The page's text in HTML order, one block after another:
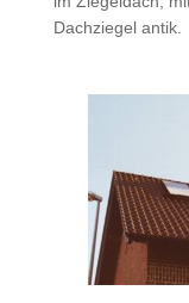
Dachziegel antik.